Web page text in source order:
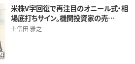
米株V字回復で再注目のオニール式・相
場底打ちサイン。機関投資家の売…
土信田 雅之